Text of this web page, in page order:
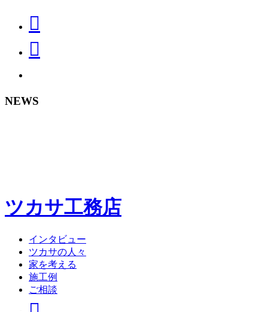
NEWS
ツカサ工務店
インタビュー
ツカサの人々
家を考える
施工例
ご相談